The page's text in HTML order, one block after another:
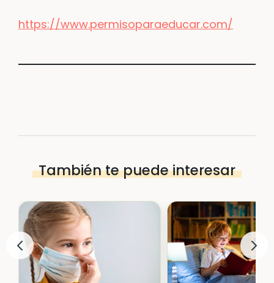
https://www.permisoparaeducar.com/
También te puede interesar